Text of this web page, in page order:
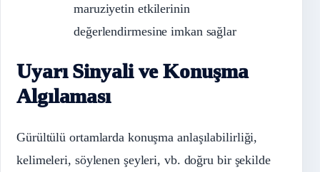
maruziyetin etkilerinin
değerlendirmesine imkan sağlar
Uyarı Sinyali ve Konuşma
Algılaması
Gürültülü ortamlarda konuşma anlaşılabilirliği,
kelimeleri, söylenen şeyleri, vb. doğru bir şekilde